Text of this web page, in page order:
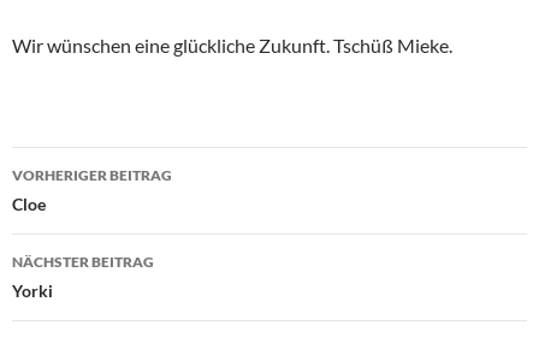
Wir wünschen eine glückliche Zukunft. Tschüß Mieke.
Beitragsnavigation
VORHERIGER BEITRAG
Cloe
NÄCHSTER BEITRAG
Yorki